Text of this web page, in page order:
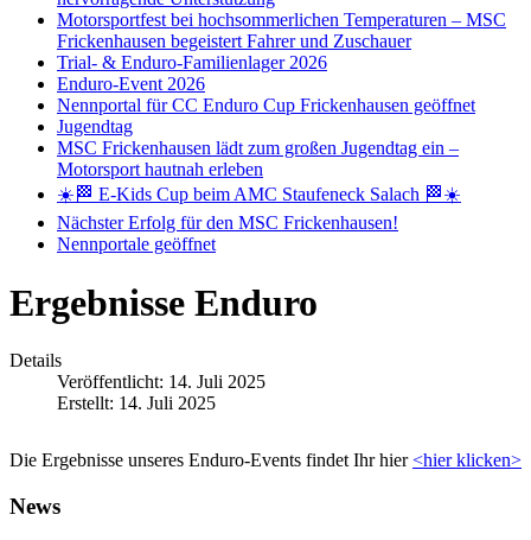
Motorsportfest bei hochsommerlichen Temperaturen – MSC
Frickenhausen begeistert Fahrer und Zuschauer
Trial- & Enduro-Familienlager 2026
Enduro-Event 2026
Nennportal für CC Enduro Cup Frickenhausen geöffnet
Jugendtag
MSC Frickenhausen lädt zum großen Jugendtag ein –
Motorsport hautnah erleben
☀️🏁 E-Kids Cup beim AMC Staufeneck Salach 🏁☀️
Nächster Erfolg für den MSC Frickenhausen!
Nennportale geöffnet
Ergebnisse Enduro
Details
Veröffentlicht: 14. Juli 2025
Erstellt: 14. Juli 2025
Die Ergebnisse unseres Enduro-Events findet Ihr hier<hier klicken>
News